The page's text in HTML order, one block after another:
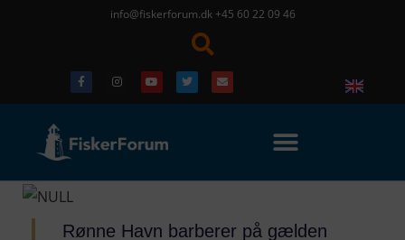
info@fiskerforum.dk +45 60 22 09 46
Rønne Havn barberer på gælden